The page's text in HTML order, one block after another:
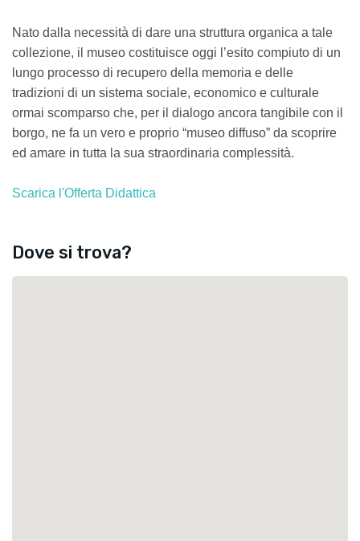
Nato dalla necessità di dare una struttura organica a tale
collezione, il museo costituisce oggi l’esito compiuto di un
lungo processo di recupero della memoria e delle
tradizioni di un sistema sociale, economico e culturale
ormai scomparso che, per il dialogo ancora tangibile con il
borgo, ne fa un vero e proprio “museo diffuso” da scoprire
ed amare in tutta la sua straordinaria complessità.
Scarica l'Offerta Didattica
Dove si trova?